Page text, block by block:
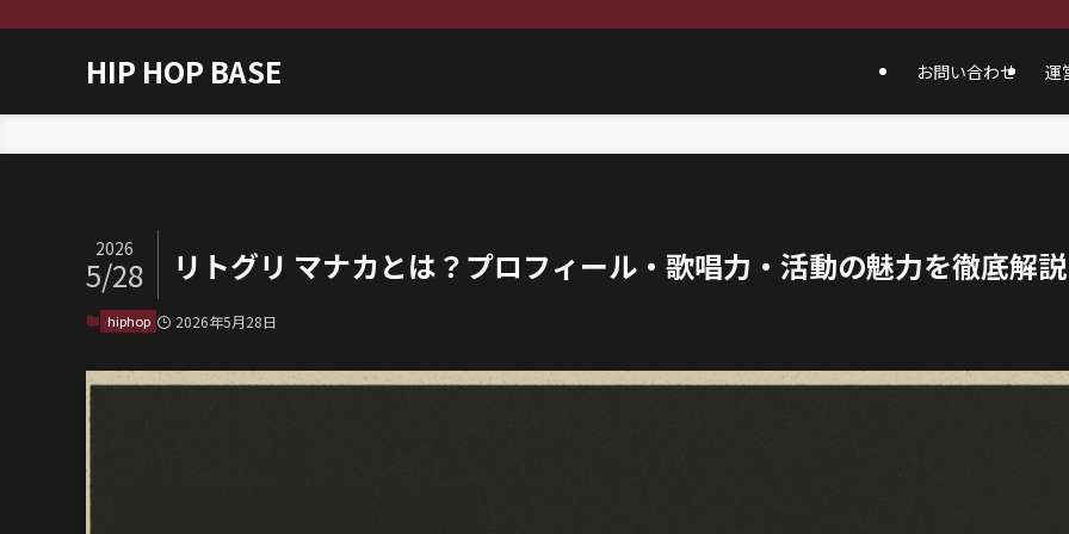
HIP HOP BASE お問い合わせ 運
リトグリ マナカとは？プロフィール・歌唱力・活動の魅力を徹底解説
2026
5/28
hiphop 2026年5月28日